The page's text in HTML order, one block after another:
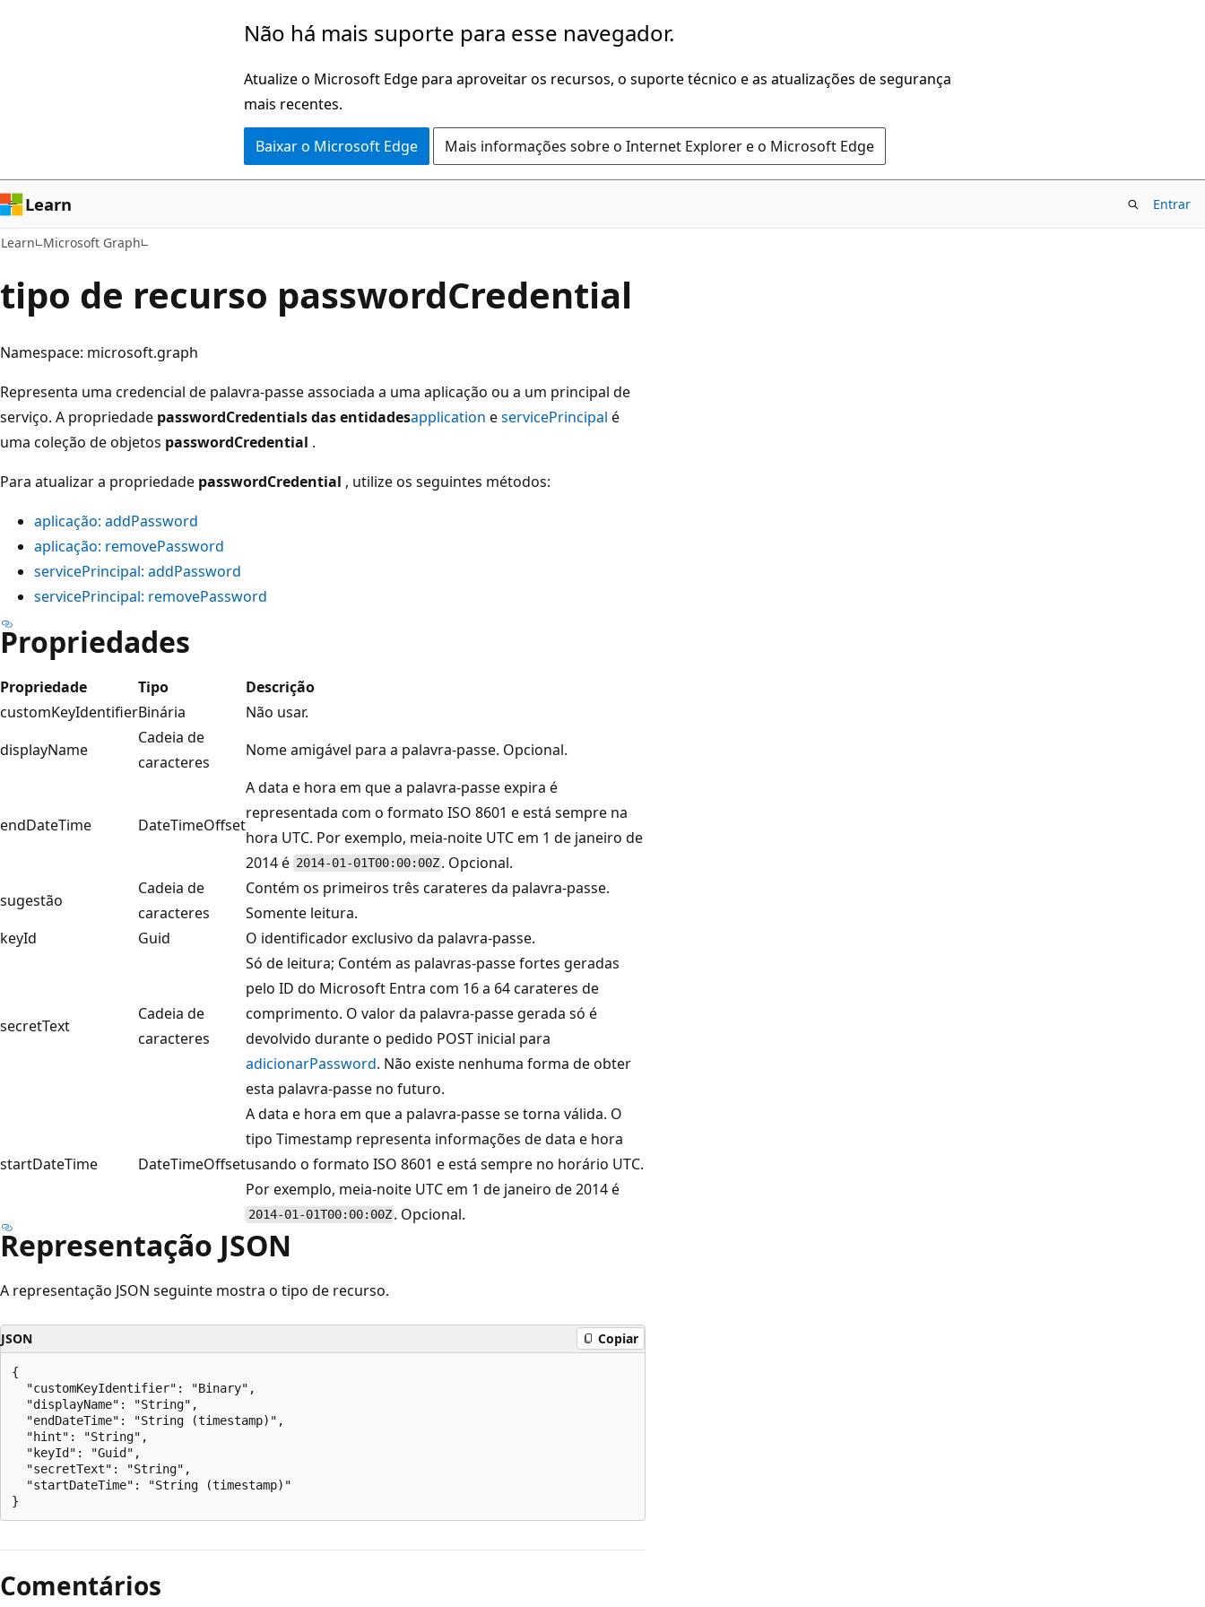
Não há mais suporte para esse navegador.
Atualize o Microsoft Edge para aproveitar os recursos, o suporte técnico e as atualizações de segurança
mais recentes.
Baixar o Microsoft Edge Mais informações sobre o Internet Explorer e o Microsoft Edge
Learn Entrar
Learn Microsoft Graph
tipo de recurso passwordCredential
Namespace: microsoft.graph
Representa uma credencial de palavra-passe associada a uma aplicação ou a um principal de
serviço. A propriedade passwordCredentials das entidadesapplication eservicePrincipal é
uma coleção de objetos passwordCredential .
Para atualizar a propriedade passwordCredential , utilize os seguintes métodos:
aplicação: addPassword
aplicação: removePassword
servicePrincipal: addPassword
servicePrincipal: removePassword
Propriedades
Propriedade Tipo
Descrição
customKeyIdentifierBinária
Não usar.
displayName
Cadeia de
caracteres
Nome amigável para a palavra-passe. Opcional.
endDateTime DateTimeOffset
A data e hora em que a palavra-passe expira é
representada com o formato ISO 8601 e está sempre na
hora UTC. Por exemplo, meia-noite UTC em 1 de janeiro de
2014 é 2014-01-01T00:00:00Z . Opcional.
sugestão
Cadeia de
caracteres
Contém os primeiros três carateres da palavra-passe.
Somente leitura.
keyId
Guid O identificador exclusivo da palavra-passe.
secretText
Cadeia de
caracteres
Só de leitura; Contém as palavras-passe fortes geradas
pelo ID do Microsoft Entra com 16 a 64 carateres de
comprimento. O valor da palavra-passe gerada só é
devolvido durante o pedido POST inicial para
adicionarPassword. Não existe nenhuma forma de obter
esta palavra-passe no futuro.
startDateTime DateTimeOffset
A data e hora em que a palavra-passe se torna válida. O
tipo Timestamp representa informações de data e hora
usando o formato ISO 8601 e está sempre no horário UTC.
Por exemplo, meia-noite UTC em 1 de janeiro de 2014 é
2014-01-01T00:00:00Z . Opcional.
Representação JSON
A representação JSON seguinte mostra o tipo de recurso.
JSON Copiar
{
  "customKeyIdentifier": "Binary",
  "displayName": "String",
  "endDateTime": "String (timestamp)",
  "hint": "String",
  "keyId": "Guid",
  "secretText": "String",
  "startDateTime": "String (timestamp)"
de
leitura
Comentários